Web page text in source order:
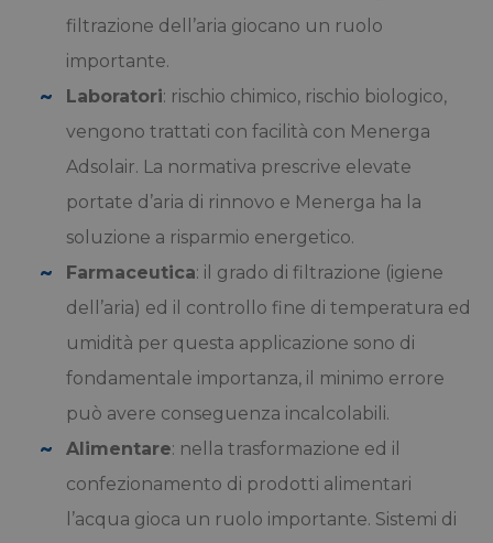
filtrazione dell’aria giocano un ruolo
importante.
Laboratori: rischio chimico, rischio biologico,
vengono trattati con facilità con Menerga
Adsolair. La normativa prescrive elevate
portate d’aria di rinnovo e Menerga ha la
soluzione a risparmio energetico.
Farmaceutica: il grado di filtrazione (igiene
dell’aria) ed il controllo fine di temperatura ed
umidità per questa applicazione sono di
fondamentale importanza, il minimo errore
può avere conseguenza incalcolabili.
Alimentare: nella trasformazione ed il
confezionamento di prodotti alimentari
l’acqua gioca un ruolo importante. Sistemi di